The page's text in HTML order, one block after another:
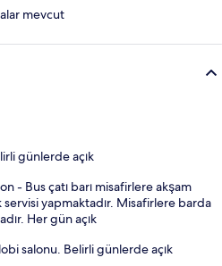
mevcut
günlerde açık
- Bus çatı barı misafirlere akşam
yapmaktadır. Misafirlere barda
Her gün açık
salonu. Belirli günlerde açık